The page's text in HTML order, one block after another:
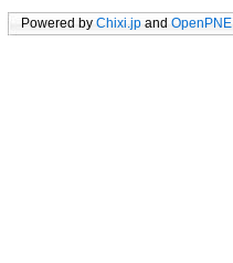
Powered by Chixi.jp and OpenPNE